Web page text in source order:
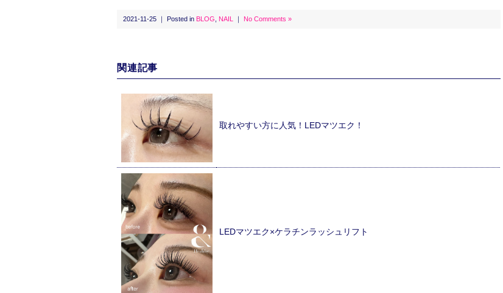
2021-11-25 ｜ Posted in BLOG NAIL ｜ No Comments »
関連記事
取れやすい方に人気！LEDマツエク！
LEDマツエク×ケラチンラッシュリフト